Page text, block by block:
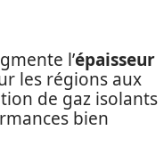
l’épaisseur
les régions aux
de gaz isolants
bien